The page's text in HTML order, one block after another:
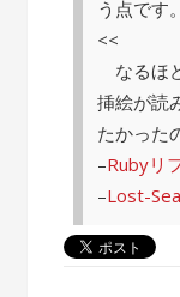
う点です。
<<
なるほ
挿絵が読
たかった
–Rubyリ
–Lost-